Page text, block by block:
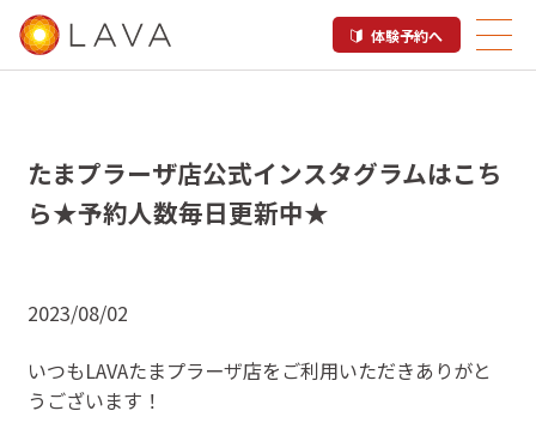
体験予約へ
たまプラーザ店公式インスタグラムはこち
ら★予約人数毎日更新中★
2023/08/02
いつもLAVAたまプラーザ店をご利用いただきありがと
うございます！